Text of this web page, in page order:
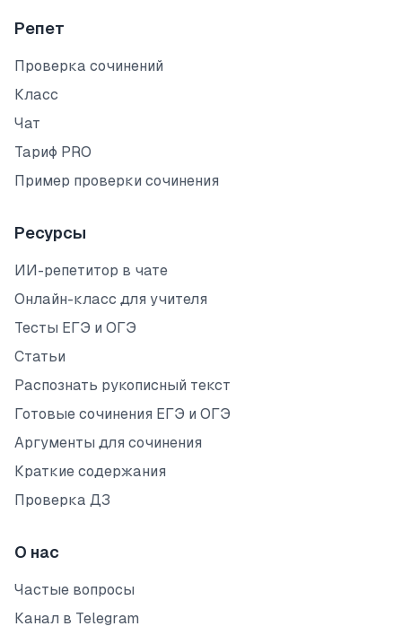
Репет
Проверка сочинений
Класс
Чат
Тариф PRO
Пример проверки сочинения
Ресурсы
ИИ-репетитор в чате
Онлайн-класс для учителя
Тесты ЕГЭ и ОГЭ
Статьи
Распознать рукописный текст
Готовые сочинения ЕГЭ и ОГЭ
Аргументы для сочинения
Краткие содержания
Проверка ДЗ
О нас
Частые вопросы
Канал в Telegram